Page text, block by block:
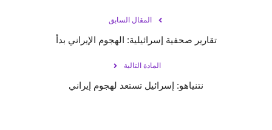
المقال السابق
تقارير صحفية إسرائيلية: الهجوم الإيراني بدأ
المادة التالية
نتنياهو: إسرائيل تستعد لهجوم إيراني